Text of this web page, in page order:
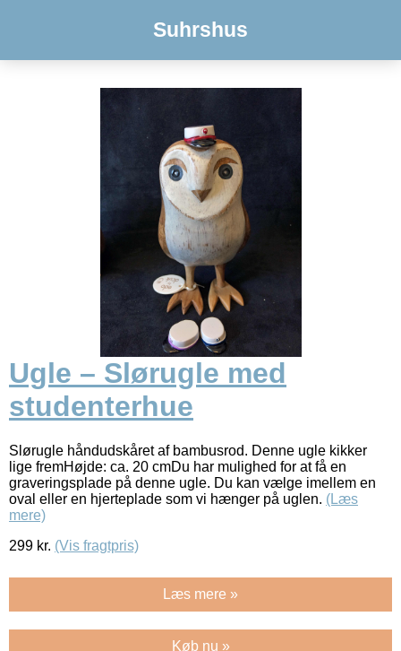
Suhrshus
Ugle – Slørugle med
studenterhue
Slørugle håndudskåret af bambusrod. Denne ugle kikker
lige fremHøjde: ca. 20 cmDu har mulighed for at få en
graveringsplade på denne ugle. Du kan vælge imellem en
oval eller en hjerteplade som vi hænger på uglen. (Læs
mere)
299 kr. (Vis fragtpris)
Læs mere »
Køb nu »